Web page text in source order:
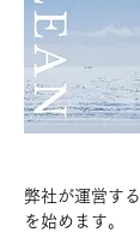
弊社が運営する
を始めます。